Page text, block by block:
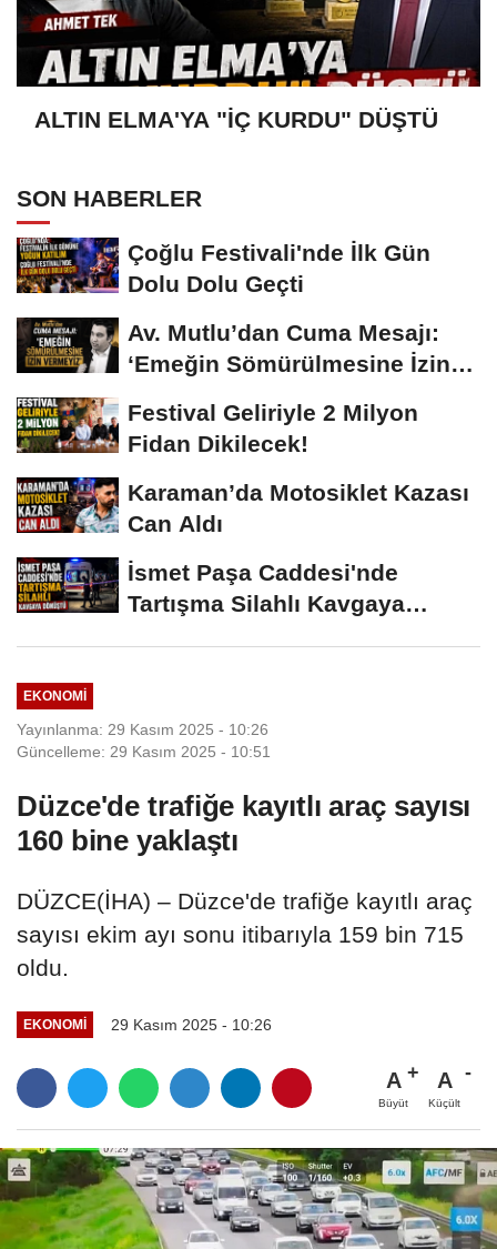
ALTIN ELMA'YA "İÇ KURDU" DÜŞTÜ
SON HABERLER
Çoğlu Festivali'nde İlk Gün
Dolu Dolu Geçti
Av. Mutlu’dan Cuma Mesajı:
‘Emeğin Sömürülmesine İzin
Festival Geliriyle 2 Milyon
Fidan Dikilecek!
Karaman’da Motosiklet Kazası
Can Aldı
İsmet Paşa Caddesi'nde
Tartışma Silahlı Kavgaya
EKONOMI
Yayınlanma: 29 Kasım 2025 - 10:26
Güncelleme: 29 Kasım 2025 - 10:51
Düzce'de trafiğe kayıtlı araç sayısı
160 bine yaklaştı
DÜZCE(İHA) – Düzce'de trafiğe kayıtlı araç
sayısı ekim ayı sonu itibarıyla 159 bin 715
oldu.
EKONOMI 29 Kasım 2025 - 10:26
A
Büyüt
A
Küçült